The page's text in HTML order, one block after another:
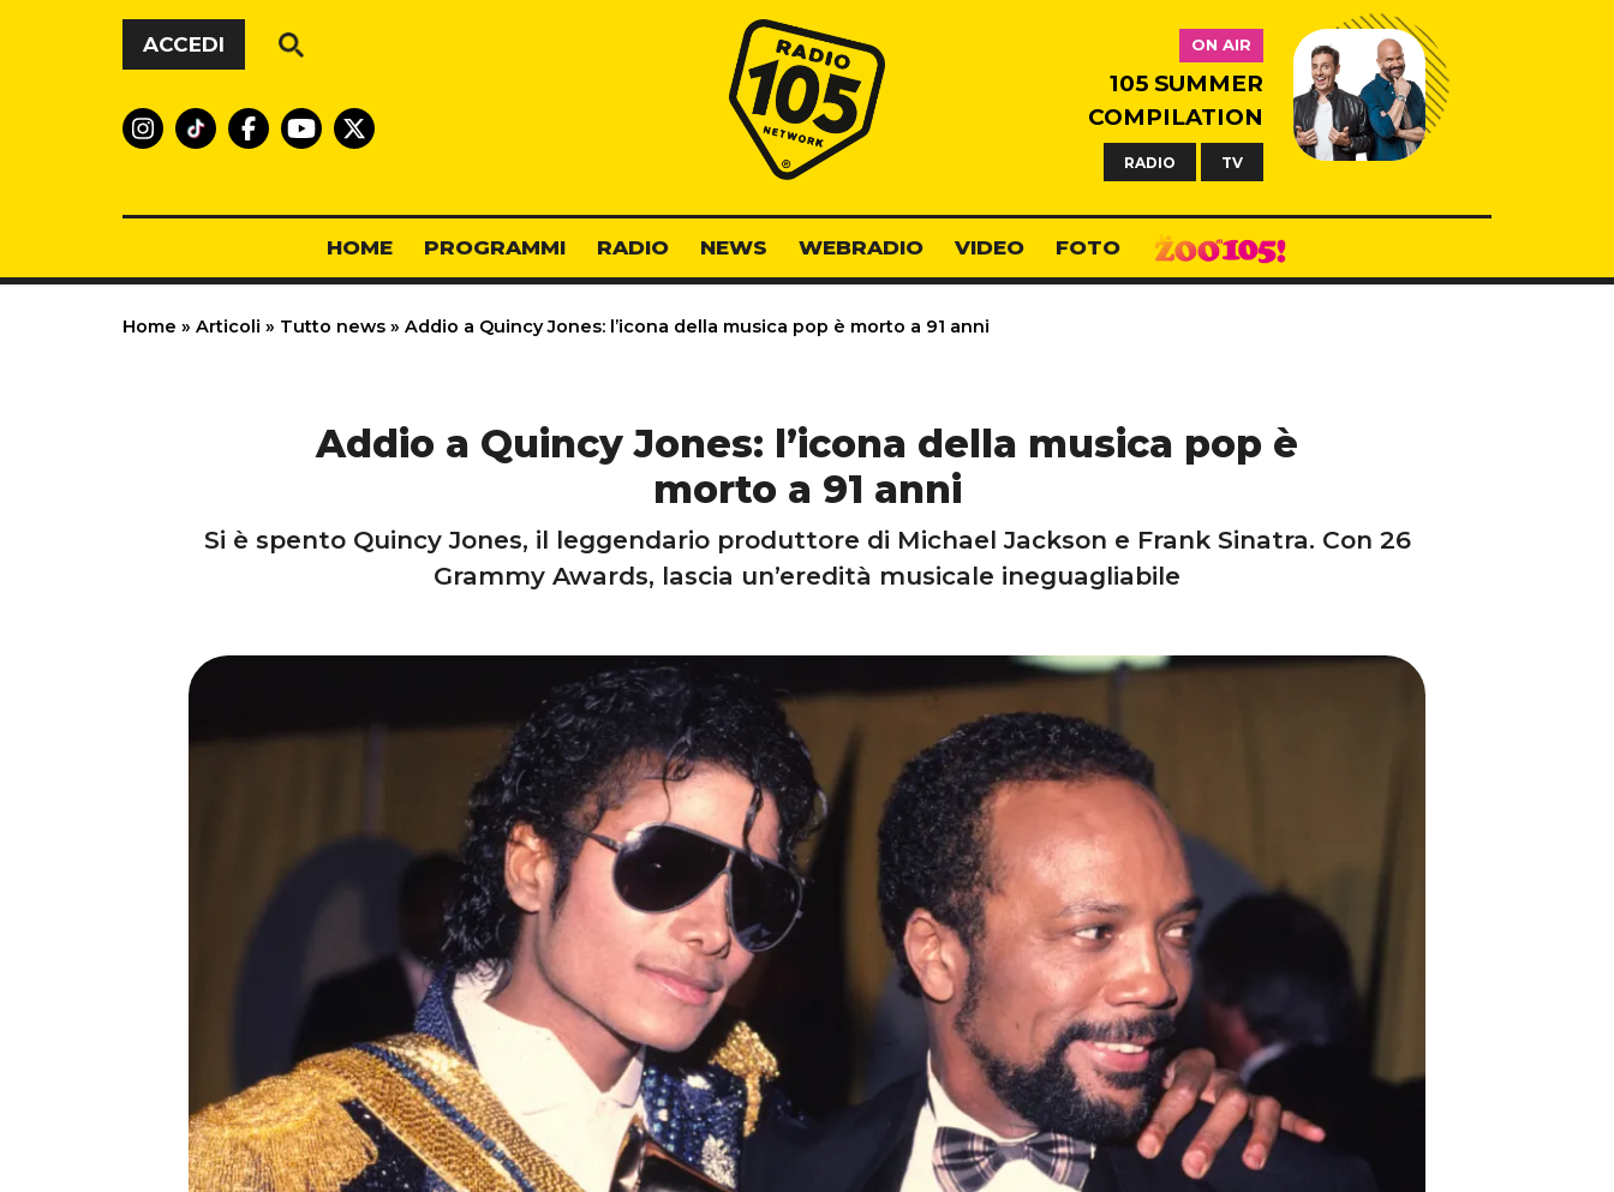
Vai al contenuto
ACCEDI
Radio 105
ON AIR
105 SUMMER
COMPILATION
RADIO TV
HOME PROGRAMMI RADIO NEWS WEBRADIO VIDEO FOTO
Home » Articoli » Tutto news » Addio a Quincy Jones: l’icona della musica pop è morto a 91 anni
Addio a Quincy Jones: l’icona della musica pop è
morto a 91 anni
Si è spento Quincy Jones, il leggendario produttore di Michael Jackson e Frank Sinatra. Con 26
Grammy Awards, lascia un’eredità musicale ineguagliabile